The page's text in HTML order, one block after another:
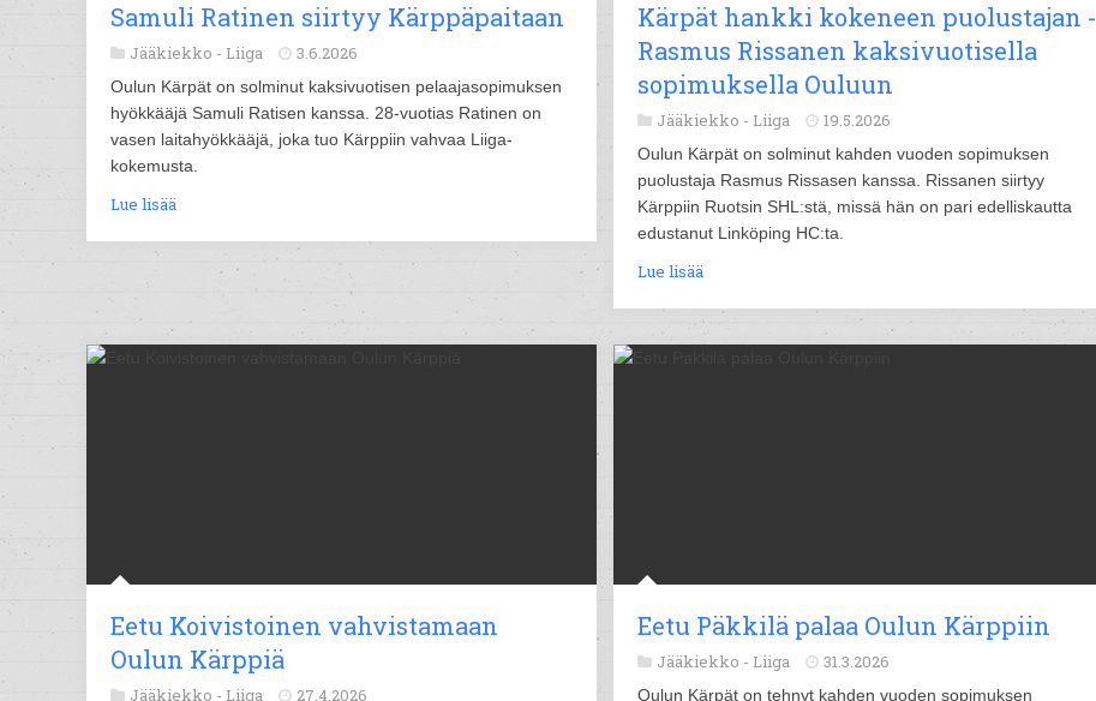
Samuli Ratinen siirtyy Kärppäpaitaan
Jääkiekko - Liiga 3.6.2026
Oulun Kärpät on solminut kaksivuotisen pelaajasopimuksen
hyökkääjä Samuli Ratisen kanssa. 28-vuotias Ratinen on
vasen laitahyökkääjä, joka tuo Kärppiin vahvaa Liiga-
kokemusta.
Lue lisää
Kärpät hankki kokeneen puolustajan -
Rasmus Rissanen kaksivuotisella
sopimuksella Ouluun
Jääkiekko - Liiga 19.5.2026
Oulun Kärpät on solminut kahden vuoden sopimuksen
puolustaja Rasmus Rissasen kanssa. Rissanen siirtyy
Kärppiin Ruotsin SHL:stä, missä hän on pari edelliskautta
edustanut Linköping HC:ta.
Lue lisää
Eetu Koivistoinen vahvistamaan
Oulun Kärppiä
Jääkiekko - Liiga 27.4.2026
Eetu Päkkilä palaa Oulun Kärppiin
Jääkiekko - Liiga 31.3.2026
Oulun Kärpät on tehnyt kahden vuoden sopimuksen